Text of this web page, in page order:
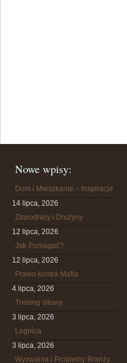
Nowe wpisy:
Dom i Mieszkanie – Inspiracje
14 lipca, 2026
Zawodnicy i Drużyny
12 lipca, 2026
Jak Pomagać?
12 lipca, 2026
Prawo kontra Mafia
4 lipca, 2026
Trening siłowy
3 lipca, 2026
Legnica
3 lipca, 2026
Wyzwania i Problemy Branży